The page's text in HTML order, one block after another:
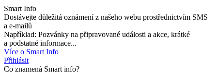
Smart Info
Dostávejte důležitá oznámení z našeho webu prostřednictvím SMS
a e-mailů
Například: Pozvánky na připravované události a akce, krátké
a podstatné informace...
Více o Smart Info
Přihlásit
Co znamená Smart info?